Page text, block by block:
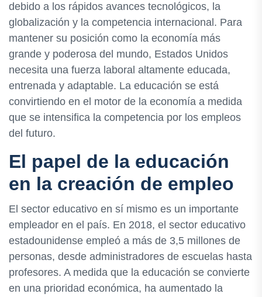
debido a los rápidos avances tecnológicos, la
globalización y la competencia internacional. Para
mantener su posición como la economía más
grande y poderosa del mundo, Estados Unidos
necesita una fuerza laboral altamente educada,
entrenada y adaptable. La educación se está
convirtiendo en el motor de la economía a medida
que se intensifica la competencia por los empleos
del futuro.
El papel de la educación
en la creación de empleo
El sector educativo en sí mismo es un importante
empleador en el país. En 2018, el sector educativo
estadounidense empleó a más de 3,5 millones de
personas, desde administradores de escuelas hasta
profesores. A medida que la educación se convierte
en una prioridad económica, ha aumentado la